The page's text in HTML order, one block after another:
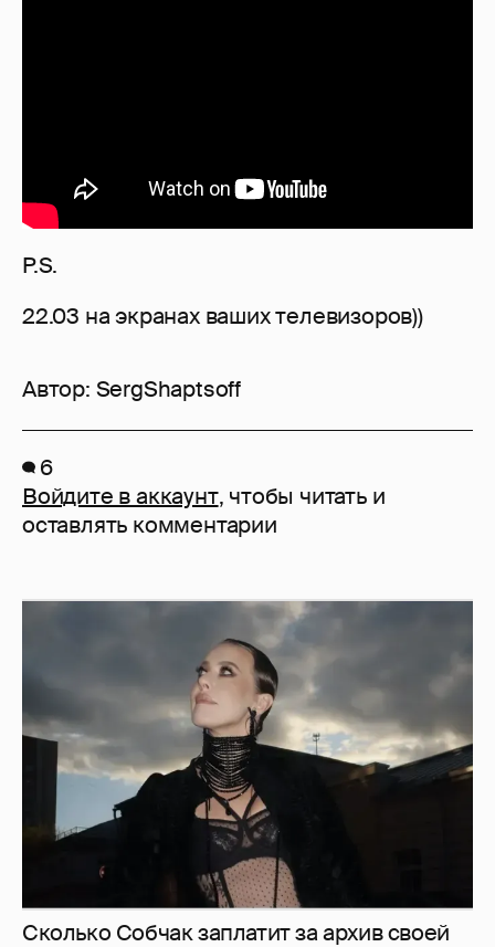
P.S.
22.03 на экранах ваших телевизоров))
Автор: SergShaptsoff
6
Войдите в аккаунт, чтобы читать и
оставлять комментарии
Сколько Собчак заплатит за архив своей